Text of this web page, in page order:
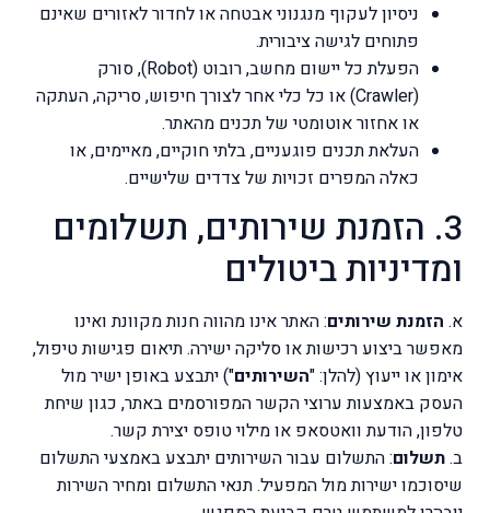
ניסיון לעקוף מנגנוני אבטחה או לחדור לאזורים שאינם
פתוחים לגישה ציבורית.
הפעלת כל יישום מחשב, רובוט (Robot), סורק
(Crawler) או כל כלי אחר לצורך חיפוש, סריקה, העתקה
או אחזור אוטומטי של תכנים מהאתר.
העלאת תכנים פוגעניים, בלתי חוקיים, מאיימים, או
כאלה המפרים זכויות של צדדים שלישיים.
3. הזמנת שירותים, תשלומים
ומדיניות ביטולים
א. הזמנת שירותים: האתר אינו מהווה חנות מקוונת ואינו
מאפשר ביצוע רכישות או סליקה ישירה. תיאום פגישות טיפול,
אימון או ייעוץ (להלן: "השירותים") יתבצע באופן ישיר מול
העסק באמצעות ערוצי הקשר המפורסמים באתר, כגון שיחת
טלפון, הודעת וואטסאפ או מילוי טופס יצירת קשר.
ב.תשלום: התשלום עבור השירותים יתבצע באמצעי התשלום
שיסוכמו ישירות מול המפעיל. תנאי התשלום ומחיר השירות